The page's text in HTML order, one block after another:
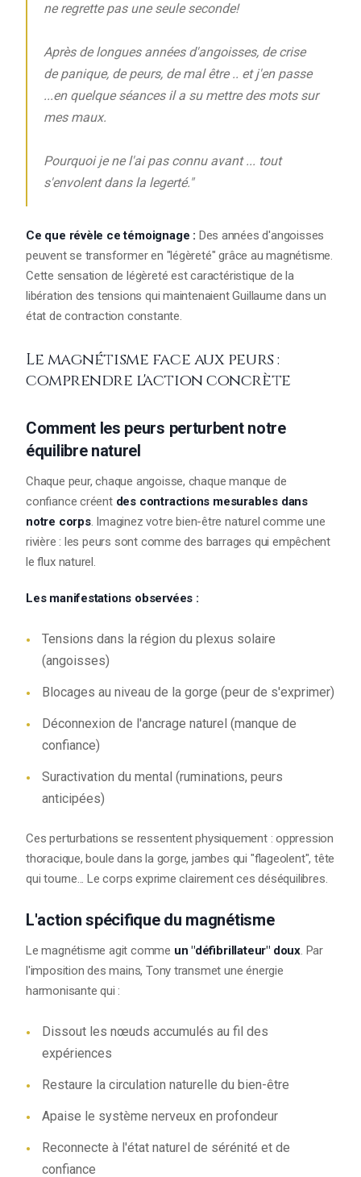
ne regrette pas une seule seconde!
Après de longues années d'angoisses, de crise
de panique, de peurs, de mal être .. et j'en passe
...en quelque séances il a su mettre des mots sur
mes maux.
Pourquoi je ne l'ai pas connu avant ... tout
s'envolent dans la legerté."
Ce que révèle ce témoignage : Des années d'angoisses
peuvent se transformer en "légèreté" grâce au magnétisme.
Cette sensation de légèreté est caractéristique de la
libération des tensions qui maintenaient Guillaume dans un
état de contraction constante.
Le magnétisme face aux peurs :
comprendre l'action concrète
Comment les peurs perturbent notre
équilibre naturel
Chaque peur, chaque angoisse, chaque manque de
confiance créent des contractions mesurables dans
notre corps. Imaginez votre bien-être naturel comme une
rivière : les peurs sont comme des barrages qui empêchent
le flux naturel.
Les manifestations observées :
Tensions dans la région du plexus solaire
(angoisses)
Blocages au niveau de la gorge (peur de s'exprimer)
Déconnexion de l'ancrage naturel (manque de
confiance)
Suractivation du mental (ruminations, peurs
anticipées)
Ces perturbations se ressentent physiquement : oppression
thoracique, boule dans la gorge, jambes qui "flageolent", tête
qui tourne... Le corps exprime clairement ces déséquilibres.
L'action spécifique du magnétisme
Le magnétisme agit comme un "défibrillateur" doux. Par
l'imposition des mains, Tony transmet une énergie
harmonisante qui :
Dissout les nœuds accumulés au fil des
expériences
Restaure la circulation naturelle du bien-être
Apaise le système nerveux en profondeur
Reconnecte à l'état naturel de sérénité et de
confiance